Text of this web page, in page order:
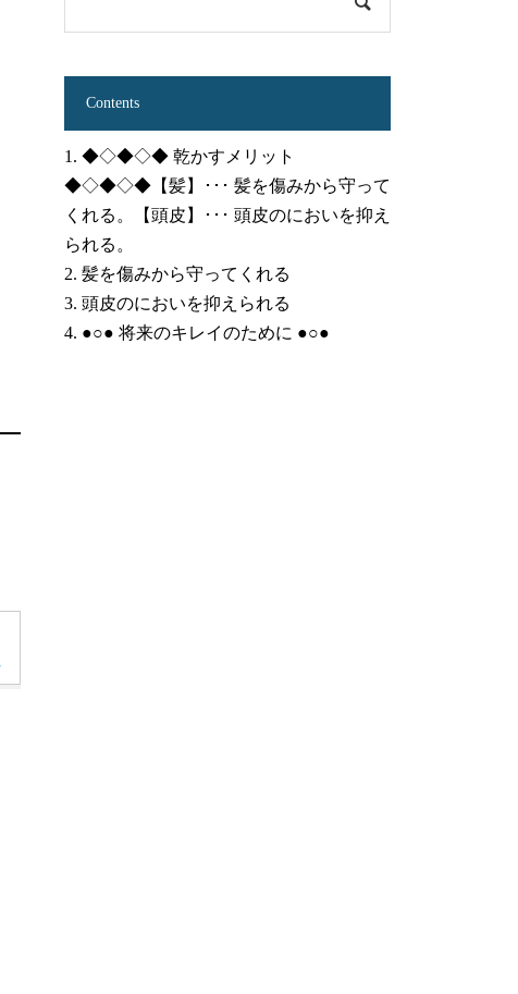
Contents
1. ◆◇◆◇◆ 乾かすメリット
◆◇◆◇◆【髪】･･･ 髪を傷みから守って
くれる。【頭皮】･･･ 頭皮のにおいを抑え
られる。
2. 髪を傷みから守ってくれる
3. 頭皮のにおいを抑えられる
4. ●○● 将来のキレイのために ●○●